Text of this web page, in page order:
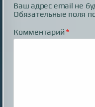
Ваш адрес email не
Обязательные поля
Комментарий*